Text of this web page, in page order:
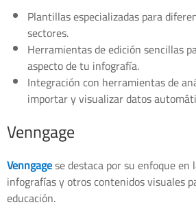
Plantillas especializadas para
sectores.
Herramientas de edición sencillas
aspecto de tu infografía.
Integración con herramientas de
importar y visualizar datos
Venngage
Venngagese destaca por su enfoque en
infografías y otros contenidos visuales
educación.